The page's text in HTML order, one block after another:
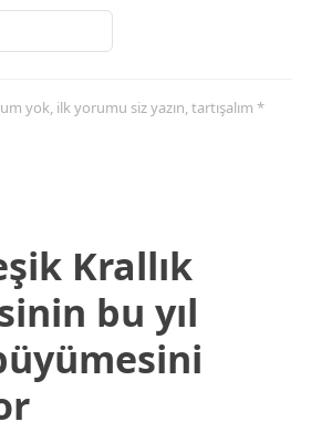
yok, ilk yorumu siz yazın, tartışalım *
Krallık
bu yıl